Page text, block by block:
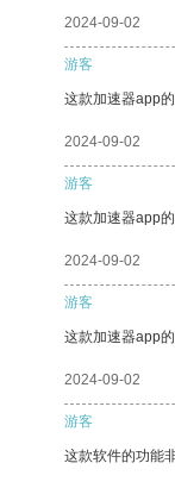
2024-09-02
游客
这款加速器app
2024-09-02
游客
这款加速器app
2024-09-02
游客
这款加速器app
2024-09-02
游客
这款软件的功能